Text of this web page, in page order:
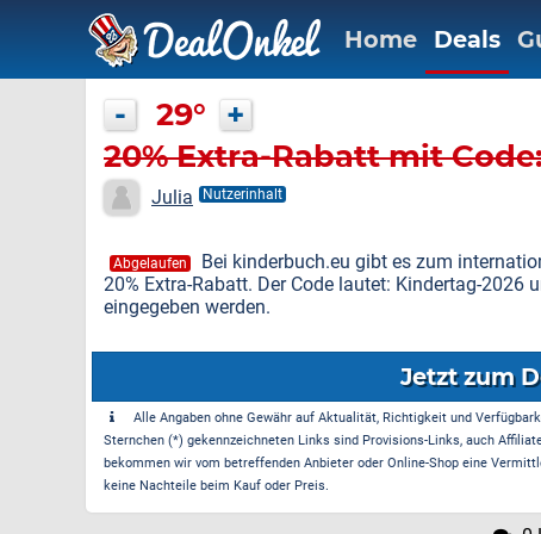
Home Deals
- 29° +
20% Extra-Rabatt mit
Julia Nutzerinhalt
Abgelaufen
Bei kinderbuch.eu gibt es zum
20% Extra-Rabatt. Der Code lautet: Kindertag-2026
eingegeben werden.
Jetzt zum
Alle Angaben ohne Gewähr auf Aktualität, Richtigkeit und
Sternchen (*) gekennzeichneten Links sind Provisions-Links, auch
bekommen wir vom betreffenden Anbieter oder Online-Shop eine
keine Nachteile beim Kauf oder Preis.